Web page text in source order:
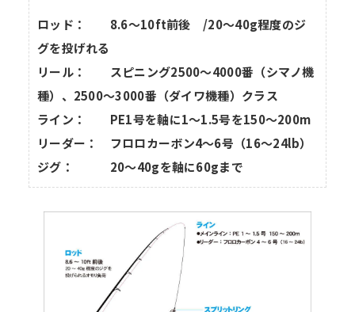
ロッド： 8.6～10ft前後 /20～40g程度のジ
グを投げれる
リール： スピニング2500～4000番（シマノ機
種）、2500～3000番（ダイワ機種）クラス
ライン： PE1号を軸に1～1.5号を150～200m
リーダー： フロロカーボン4～6号（16～24lb）
ジグ： 20～40gを軸に60gまで